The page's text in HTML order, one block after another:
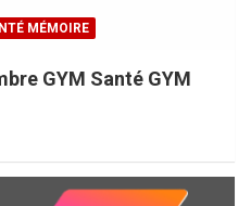
MÉMOIRE
GYM Santé GYM